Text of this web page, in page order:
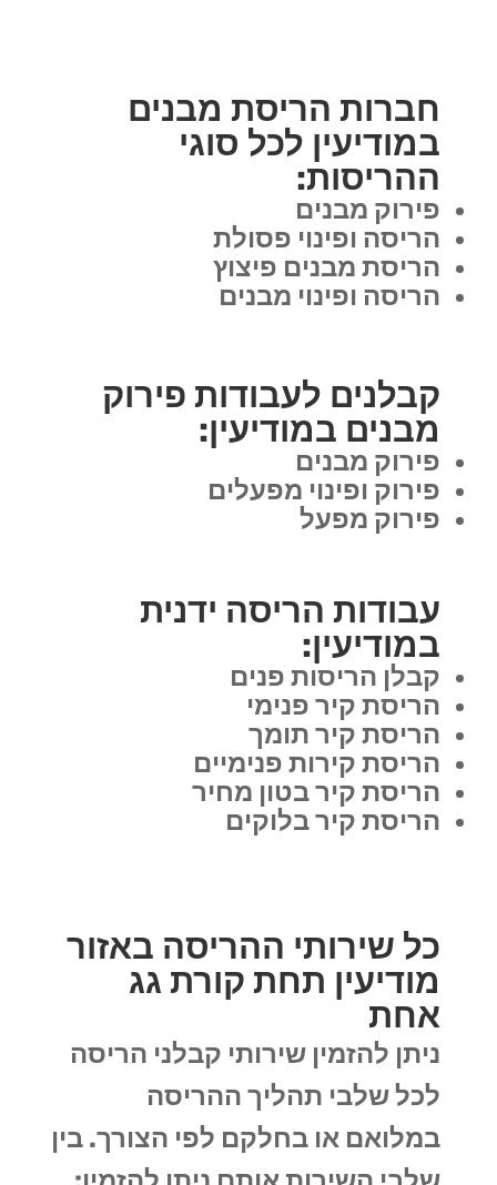
חברות הריסת מבנים
במודיעין לכל סוגי
ההריסות:
פירוק מבנים
הריסה ופינוי פסולת
הריסת מבנים פיצוץ
הריסה ופינוי מבנים
קבלנים לעבודות פירוק
מבנים במודיעין:
פירוק מבנים
פירוק ופינוי מפעלים
פירוק מפעל
עבודות הריסה ידנית
במודיעין:
קבלן הריסות פנים
הריסת קיר פנימי
הריסת קיר תומך
הריסת קירות פנימיים
הריסת קיר בטון מחיר
הריסת קיר בלוקים
כל שירותי ההריסה באזור
מודיעין תחת קורת גג
אחת
ניתן להזמין שירותי קבלני הריסה
לכל שלבי תהליך ההריסה
במלואם או בחלקם לפי הצורך. בין